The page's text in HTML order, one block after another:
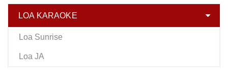
LOA KARAOKE
Loa Sunrise
Loa JA